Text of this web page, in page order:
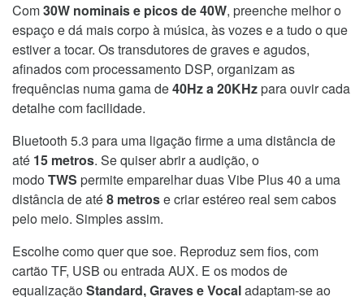
Com30W nominais e picos de 40W, preenche melhor o
espaço e dá mais corpo à música, às vozes e a tudo o que
estiver a tocar. Os transdutores de graves e agudos,
afinados com processamento DSP, organizam as
frequências numa gama de40Hz a 20KHzpara ouvir cada
detalhe com facilidade.
Bluetooth 5.3 para uma ligação firme a uma distância de
até 15 metros. Se quiser abrir a audição, o
modoTWS permite emparelhar duas Vibe Plus 40 a uma
distância de até8 metrose criar estéreo real sem cabos
pelo meio. Simples assim.
Escolhe como quer que soe. Reproduz sem fios, com
cartão TF, USB ou entrada AUX. E os modos de
equalizaçãoStandard, Graves e Vocaladaptam-se ao